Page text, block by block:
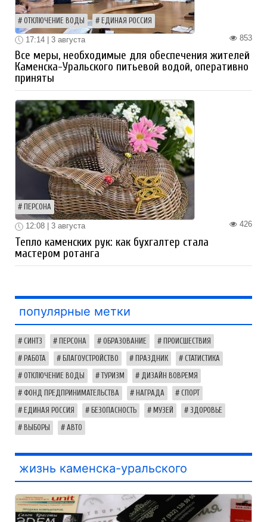
ОТКЛЮЧЕНИЕ ВОДЫ ЕДИНАЯ РОССИЯ
853
17:14 | 3 августа
Все меры, необходимые для обеспечения жителей
Каменска-Уральского питьевой водой, оперативно
приняты
ПЕРСОНА
426
12:08 | 3 августа
Тепло каменских рук: как бухгалтер стала
мастером ротанга
популярные метки
СИНТЗ ПЕРСОНА ОБРАЗОВАНИЕ ПРОИСШЕСТВИЯ
РАБОТА БЛАГОУСТРОЙСТВО ПРАЗДНИК СТАТИСТИКА
ОТКЛЮЧЕНИЕ ВОДЫ ТУРИЗМ ДИЗАЙН ВОВРЕМЯ
ФОНД ПРЕДПРИНИМАТЕЛЬСТВА НАГРАДА СПОРТ
ЕДИНАЯ РОССИЯ БЕЗОПАСНОСТЬ МУЗЕЙ ЗДОРОВЬЕ
ВЫБОРЫ АВТО
жизнь каменска-уральского